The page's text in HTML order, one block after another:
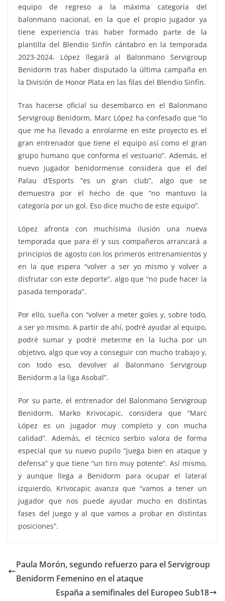
equipo de regreso a la máxima categoría del
balonmano nacional, en la que el propio jugador ya
tiene experiencia tras haber formado parte de la
plantilla del Blendio Sinfín cántabro en la temporada
2023-2024. López llegará al Balonmano Servigroup
Benidorm tras haber disputado la última campaña en
la División de Honor Plata en las filas del Blendio Sinfín.
Tras hacerse oficial su desembarco en el Balonmano
Servigroup Benidorm, Marc López ha confesado que “lo
que me ha llevado a enrolarme en este proyecto es el
gran entrenador que tiene el equipo así como el gran
grupo humano que conforma el vestuario”. Además, el
nuevo jugador benidormense considera que el del
Palau d’Esports “es un gran club”, algo que se
demuestra por el hecho de que “no mantuvo la
categoría por un gol. Eso dice mucho de este equipo”.
López afronta con muchísima ilusión una nueva
temporada que para él y sus compañeros arrancará a
principios de agosto con los primeros entrenamientos y
en la que espera “volver a ser yo mismo y volver a
disfrutar con este deporte”, algo que “no pude hacer la
pasada temporada”.
Por ello, sueña con “volver a meter goles y, sobre todo,
a ser yo mismo. A partir de ahí, podré ayudar al equipo,
podré sumar y podré meterme en la lucha por un
objetivo, algo que voy a conseguir con mucho trabajo y,
con todo eso, devolver al Balonmano Servigroup
Benidorm a la liga Asobal”.
Por su parte, el entrenador del Balonmano Servigroup
Benidorm, Marko Krivocapic, considera que “Marc
López es un jugador muy completo y con mucha
calidad”. Además, el técnico serbio valora de forma
especial que su nuevo pupilo “juega bien en ataque y
defensa” y que tiene “un tiro muy potente”. Así mismo,
y aunque llega a Benidorm para ocupar el lateral
izquierdo, Krivocapic avanza que “vamos a tener un
jugador que nos puede ayudar mucho en distintas
fases del juego y al que vamos a probar en distintas
posiciones”.
Paula Morón, segundo refuerzo para el Servigroup
Benidorm Femenino en el ataque
España a semifinales del Europeo Sub18